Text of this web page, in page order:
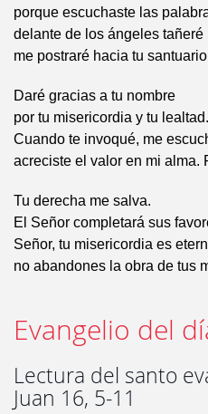
porque escuchaste las
delante de los ángeles tañeré
me postraré hacia tu
Daré gracias a tu nombre
por tu misericordia y tu lealtad.
Cuando te invoqué, me
acreciste el valor en mi alma.
Tu derecha me salva.
El Señor completará sus
Señor, tu misericordia es
no abandones la obra de tus
Evangelio del
Lectura del santo
Juan 16, 5-11